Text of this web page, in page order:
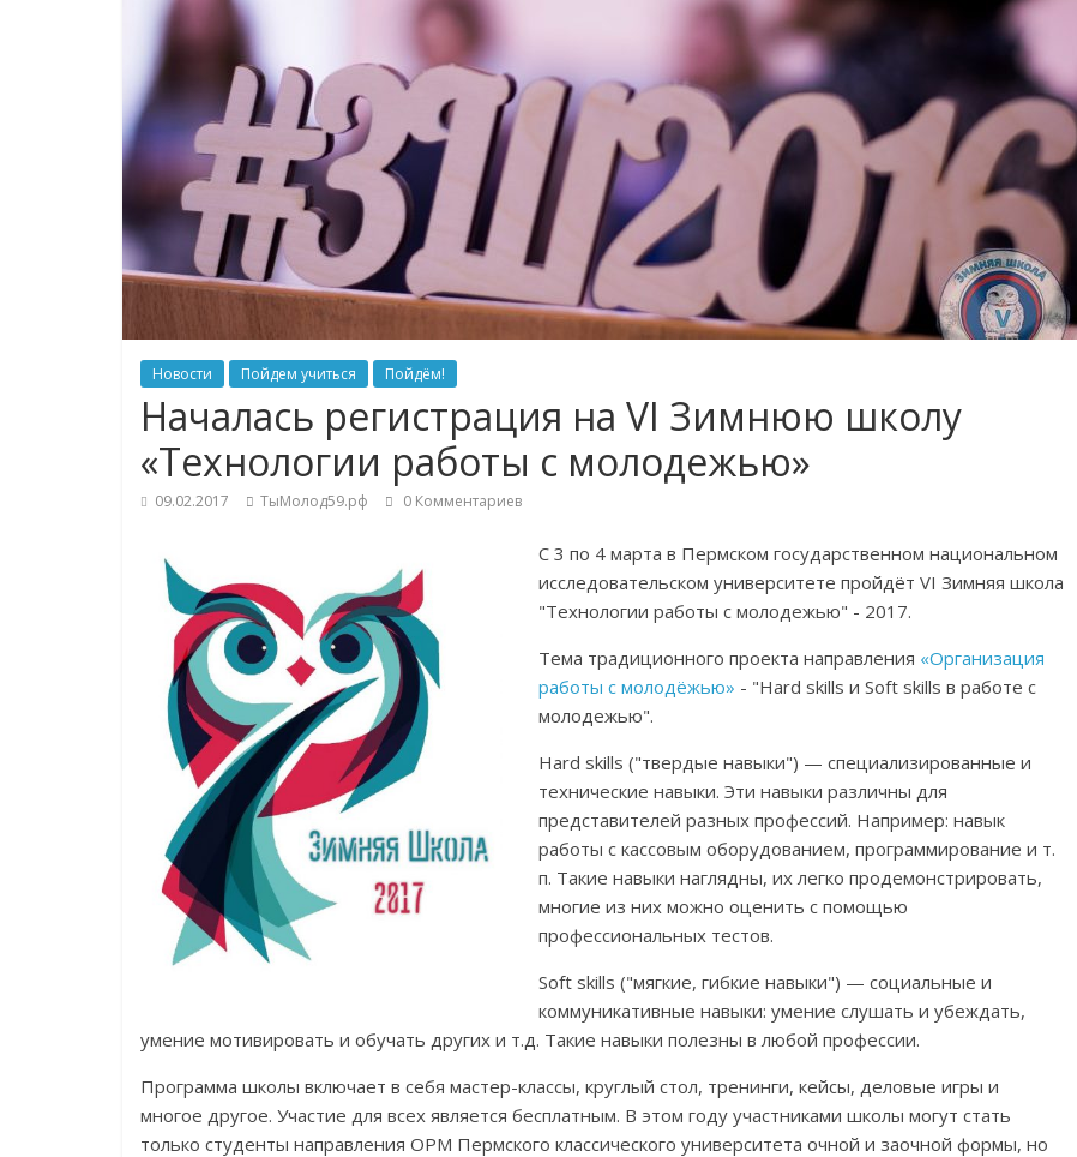
Новости Пойдем учиться Пойдём!
Началась регистрация на VI Зимнюю школу
«Технологии работы с молодежью»
09.02.2017 ТыМолод59.рф 0 Комментариев
С 3 по 4 марта в Пермском государственном национальном
исследовательском университете пройдёт VI Зимняя школа
"Технологии работы с молодежью" - 2017.
Тема традиционного проекта направления «Организация
работы с молодёжью» - "Hard skills и Soft skills в работе с
молодежью".
Hard skills ("твердые навыки") — специализированные и
технические навыки. Эти навыки различны для
представителей разных профессий. Например: навык
работы с кассовым оборудованием, программирование и т.
п. Такие навыки наглядны, их легко продемонстрировать,
многие из них можно оценить с помощью
профессиональных тестов.
Soft skills ("мягкие, гибкие навыки") — социальные и
коммуникативные навыки: умение слушать и убеждать,
умение мотивировать и обучать других и т.д. Такие навыки полезны в любой профессии.
Программа школы включает в себя мастер-классы, круглый стол, тренинги, кейсы, деловые игры и
многое другое. Участие для всех является бесплатным. В этом году участниками школы могут стать
только студенты направления ОРМ Пермского классического университета очной и заочной формы, но